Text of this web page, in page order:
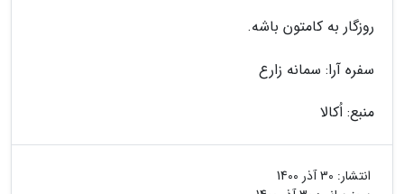
روزگار به کامتون باشه.
سفره آرا: سمانه زارع
منبع: اُکالا
انتشار: 30 آذر 1400